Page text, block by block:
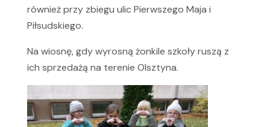
również przy zbiegu ulic Pierwszego Maja i
Piłsudskiego.
Na wiosnę, gdy wyrosną żonkile szkoły ruszą z
ich sprzedażą na terenie Olsztyna.